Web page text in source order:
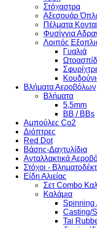
Στόχαστρα
Αξεσουάρ
Πέλματα
Φυσίγγια
Λοιπός
Γυαλιά
Βλήματα Αεροβόλων
Βλήματα
5,5mm
BB / BBs
Αμπούλες Co2
Διόπτρες
Red Dot
Βάσης-Δαχτυλίδια
Ανταλλακτικά
Στόχοι -
Είδη Αλιείας
Σετ Combo
Καλάμια
Spinning
Casting/
Tai